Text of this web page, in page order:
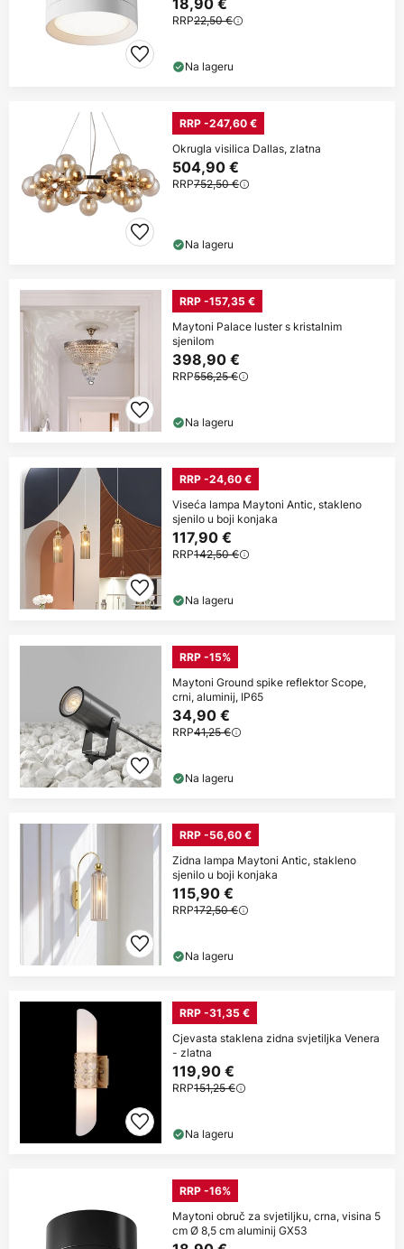
18,90 €
RRP22,50 €
Na lageru
RRP -247,60 €
Okrugla visilica Dallas, zlatna
504,90 €
RRP752,50 €
Na lageru
RRP -157,35 €
Maytoni Palace luster s kristalnim
sjenilom
398,90 €
RRP556,25 €
Na lageru
RRP -24,60 €
Viseća lampa Maytoni Antic, stakleno
sjenilo u boji konjaka
117,90 €
RRP142,50 €
Na lageru
RRP -15%
Maytoni Ground spike reflektor Scope,
crni, aluminij, IP65
34,90 €
RRP41,25 €
Na lageru
RRP -56,60 €
Zidna lampa Maytoni Antic, stakleno
sjenilo u boji konjaka
115,90 €
RRP172,50 €
Na lageru
RRP -31,35 €
Cjevasta staklena zidna svjetiljka Venera
- zlatna
119,90 €
RRP151,25 €
Na lageru
RRP -16%
Maytoni obruč za svjetiljku, crna, visina 5
cm Ø 8,5 cm aluminij GX53